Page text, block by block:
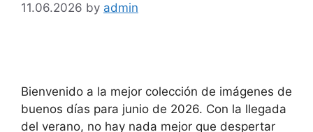
11.06.2026 by admin
Bienvenido a la mejor colección de imágenes de
buenos días para junio de 2026. Con la llegada
del verano, no hay nada mejor que despertar